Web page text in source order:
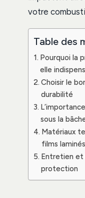
votre
Table des
Pourquoi la
elle
Choisir le
durabilité
sous la
Matériaux
films laminés
Entretien et
protection